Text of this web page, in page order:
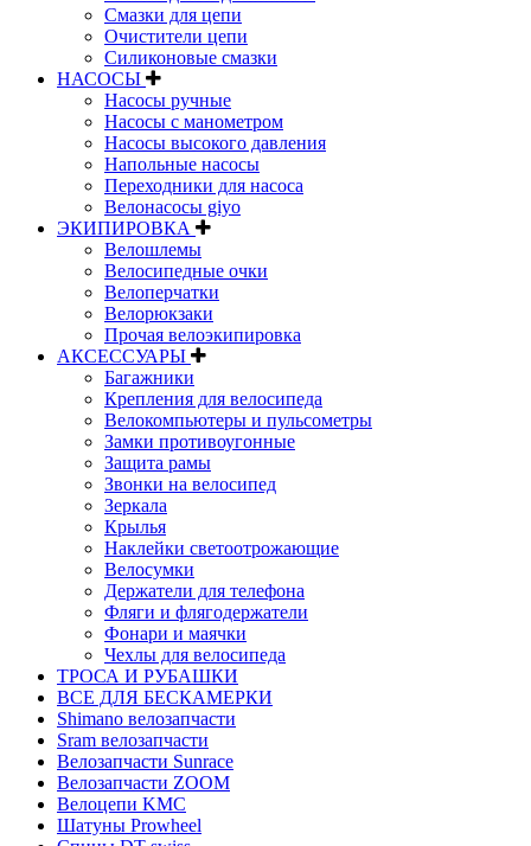
Смазки для цепи
Очистители цепи
Силиконовые смазки
НАСОСЫ
Насосы ручные
Насосы с манометром
Насосы высокого давления
Напольные насосы
Переходники для насоса
Велонасосы giyo
ЭКИПИРОВКА
Велошлемы
Велосипедные очки
Велоперчатки
Велорюкзаки
Прочая велоэкипировка
АКСЕССУАРЫ
Багажники
Крепления для велосипеда
Велокомпьютеры и пульсометры
Замки противоугонные
Защита рамы
Звонки на велосипед
Зеркала
Крылья
Наклейки светоотрожающие
Велосумки
Держатели для телефона
Фляги и флягодержатели
Фонари и маячки
Чехлы для велосипеда
ТРОСА И РУБАШКИ
ВСЕ ДЛЯ БЕСКАМЕРКИ
Shimano велозапчасти
Sram велозапчасти
Велозапчасти Sunrace
Велозапчасти ZOOM
Велоцепи KMC
Шатуны Prowheel